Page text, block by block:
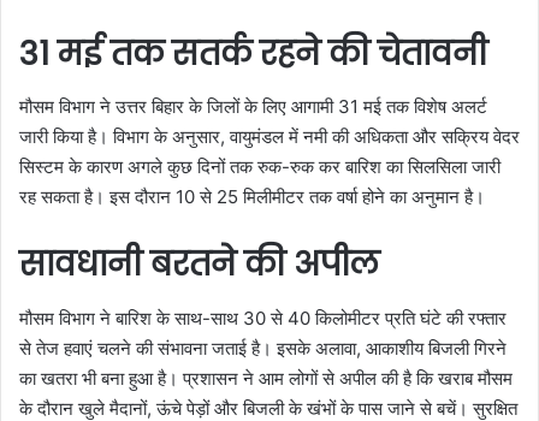
31 मई तक सतर्क रहने की चेतावनी
मौसम विभाग ने उत्तर बिहार के जिलों के लिए आगामी 31 मई तक विशेष अलर्ट
जारी किया है। विभाग के अनुसार, वायुमंडल में नमी की अधिकता और सक्रिय वेदर
सिस्टम के कारण अगले कुछ दिनों तक रुक-रुक कर बारिश का सिलसिला जारी
रह सकता है। इस दौरान 10 से 25 मिलीमीटर तक वर्षा होने का अनुमान है।
सावधानी बरतने की अपील
मौसम विभाग ने बारिश के साथ-साथ 30 से 40 किलोमीटर प्रति घंटे की रफ्तार
से तेज हवाएं चलने की संभावना जताई है। इसके अलावा, आकाशीय बिजली गिरने
का खतरा भी बना हुआ है। प्रशासन ने आम लोगों से अपील की है कि खराब मौसम
के दौरान खुले मैदानों, ऊंचे पेड़ों और बिजली के खंभों के पास जाने से बचें। सुरक्षित